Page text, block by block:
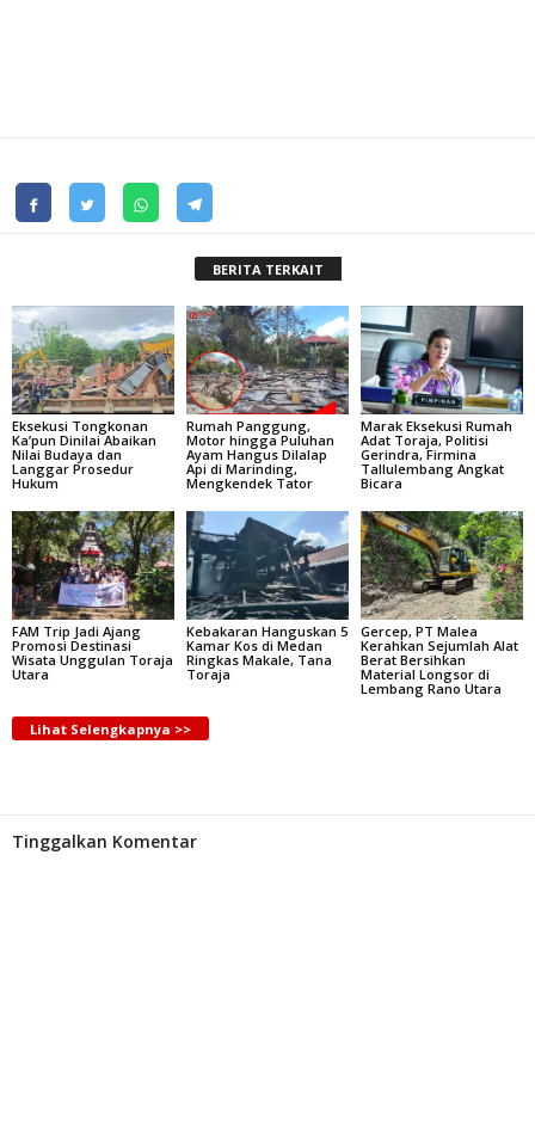
BERITA TERKAIT
Eksekusi Tongkonan
Ka’pun Dinilai Abaikan
Nilai Budaya dan
Langgar Prosedur
Hukum
Rumah Panggung,
Motor hingga Puluhan
Ayam Hangus Dilalap
Api di Marinding,
Mengkendek Tator
Marak Eksekusi Rumah
Adat Toraja, Politisi
Gerindra, Firmina
Tallulembang Angkat
Bicara
FAM Trip Jadi Ajang
Promosi Destinasi
Wisata Unggulan Toraja
Utara
Kebakaran Hanguskan 5
Kamar Kos di Medan
Ringkas Makale, Tana
Toraja
Gercep, PT Malea
Kerahkan Sejumlah Alat
Berat Bersihkan
Material Longsor di
Lembang Rano Utara
Lihat Selengkapnya >>
Tinggalkan Komentar